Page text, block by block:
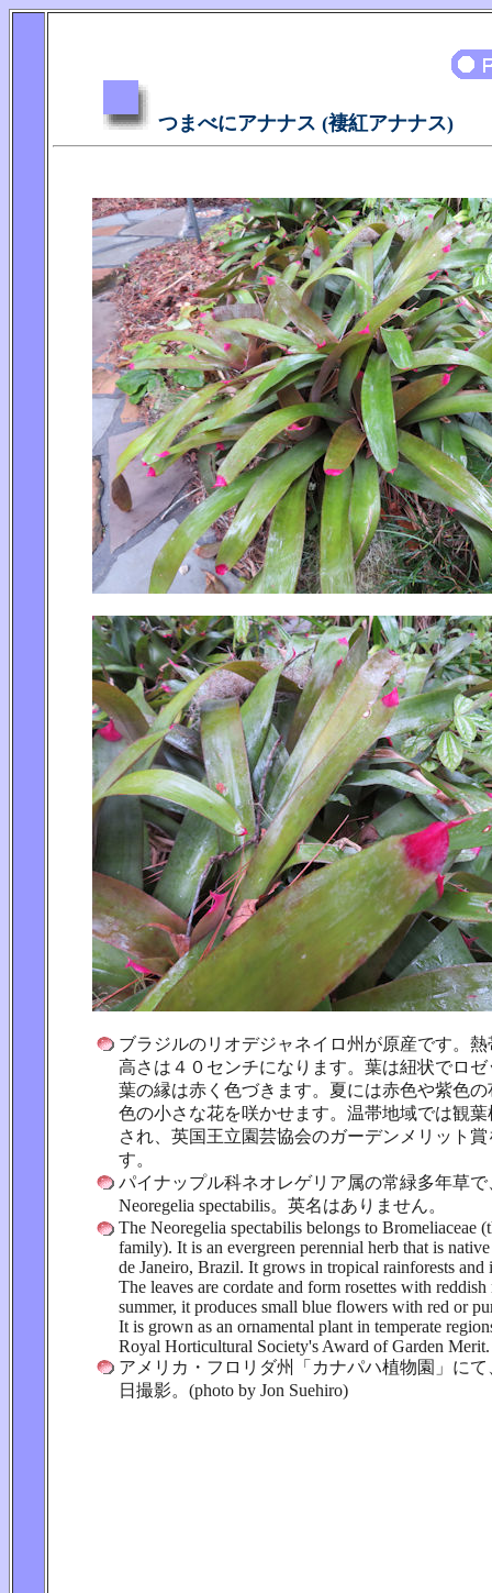
つまべにアナナス (褄紅アナナス)
ブラジルのリオデジャネイロ州が原産です。
高さは４０センチになります。葉は紐状でロ
葉の縁は赤く色づきます。夏には赤色や紫色
色の小さな花を咲かせます。温帯地域では観
され、英国王立園芸協会のガーデンメリット
す。
パイナップル科ネオレゲリア属の常緑多年草で
Neoregelia spectabilis。英名はありません。
The Neoregelia spectabilis belongs to Bromeliaceae
family). It is an evergreen perennial herb that is
de Janeiro, Brazil. It grows in tropical rainforests and
The leaves are cordate and form rosettes with
summer, it produces small blue flowers with red or
It is grown as an ornamental plant in temperate
Royal Horticultural Society's Award of Garden
アメリカ・フロリダ州「カナパハ植物園」にて
日撮影。(photo by Jon Suehiro)